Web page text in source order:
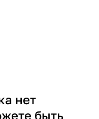
нет
быть